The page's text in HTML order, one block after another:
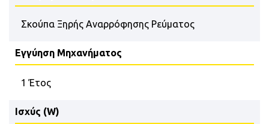
Σκούπα Ξηρής Αναρρόφησης Ρεύματος
Εγγύηση Μηχανήματος
1 Έτος
Ισχύς (W)